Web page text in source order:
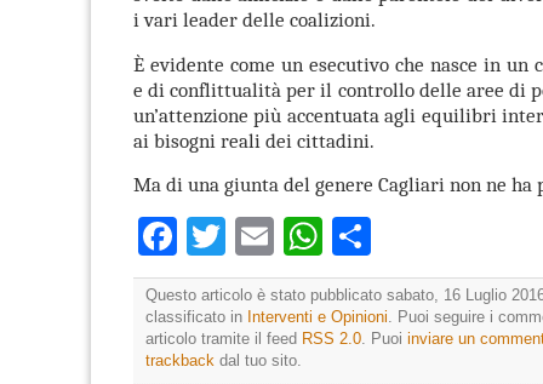
i vari leader delle coalizioni.
È evidente come un esecutivo che nasce in un
e di conflittualità per il controllo delle aree di
un’attenzione più accentuata agli equilibri
ai bisogni reali dei cittadini.
Ma di una giunta del genere Cagliari non ne ha
Facebook
TwitterEmailWhatsApp
Questo articolo è stato pubblicato sabato, 16 Luglio
classificato in Interventi e Opinioni. Puoi seguire i
articolo tramite il feed RSS 2.0. Puoi inviare un
trackback dal tuo sito.